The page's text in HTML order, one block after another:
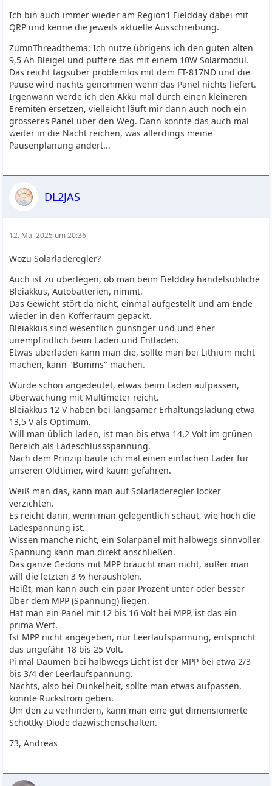
Ich bin auch immer wieder am Region1 Fieldday dabei mit
QRP und kenne die jeweils aktuelle Ausschreibung.
ZumnThreadthema: Ich nutze übrigens ich den guten alten
9,5 Ah Bleigel und puffere das mit einem 10W Solarmodul.
Das reicht tagsüber problemlos mit dem FT-817ND und die
Pause wird nachts genommen wenn das Panel nichts liefert.
Irgenwann werde ich den Akku mal durch einen kleineren
Eremiten ersetzen, vielleicht läuft mir dann auch noch ein
grösseres Panel über den Weg. Dann könnte das auch mal
weiter in die Nacht reichen, was allerdings meine
Pausenplanung ändert...
DL2JAS
12. Mai 2025 um 20:36
Wozu Solarladeregler?
Auch ist zu überlegen, ob man beim Fieldday handelsübliche
Bleiakkus, Autobatterien, nimmt.
Das Gewicht stört da nicht, einmal aufgestellt und am Ende
wieder in den Kofferraum gepackt.
Bleiakkus sind wesentlich günstiger und und eher
unempfindlich beim Laden und Entladen.
Etwas überladen kann man die, sollte man bei Lithium nicht
machen, kann "Bumms" machen.
Wurde schon angedeutet, etwas beim Laden aufpassen,
Überwachung mit Multimeter reicht.
Bleiakkus 12 V haben bei langsamer Erhaltungsladung etwa
13,5 V als Optimum.
Will man üblich laden, ist man bis etwa 14,2 Volt im grünen
Bereich als Ladeschlussspannung.
Nach dem Prinzip baute ich mal einen einfachen Lader für
unseren Oldtimer, wird kaum gefahren.
Weiß man das, kann man auf Solarladeregler locker
verzichten.
Es reicht dann, wenn man gelegentlich schaut, wie hoch die
Ladespannung ist.
Wissen manche nicht, ein Solarpanel mit halbwegs sinnvoller
Spannung kann man direkt anschließen.
Das ganze Gedöns mit MPP braucht man nicht, außer man
will die letzten 3 % herausholen.
Heißt, man kann auch ein paar Prozent unter oder besser
über dem MPP (Spannung) liegen.
Hat man ein Panel mit 12 bis 16 Volt bei MPP, ist das ein
prima Wert.
Ist MPP nicht angegeben, nur Leerlaufspannung, entspricht
das ungefähr 18 bis 25 Volt.
Pi mal Daumen bei halbwegs Licht ist der MPP bei etwa 2/3
bis 3/4 der Leerlaufspannung.
Nachts, also bei Dunkelheit, sollte man etwas aufpassen,
könnte Rückstrom geben.
Um den zu verhindern, kann man eine gut dimensionierte
Schottky-Diode dazwischenschalten.
73, Andreas